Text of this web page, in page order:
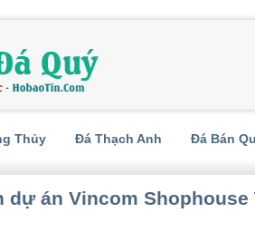
Thủy Đá Thạch Anh Đá Bán
án Vincom Shophouse